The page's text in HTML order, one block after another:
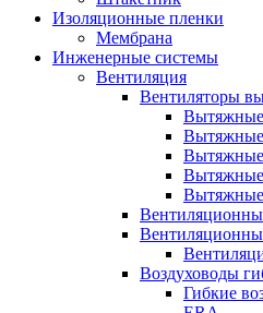
Изоляционные пленки
Мембрана
Инженерные системы
Вентиляция
Вентиляторы
Вытяжные
Вытяжные
Вытяжные
Воздуховоды
Гибкие